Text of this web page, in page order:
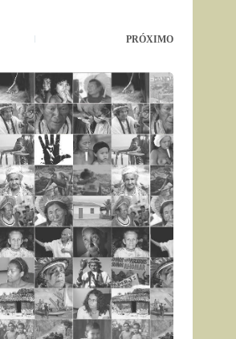
PRÓXIMO